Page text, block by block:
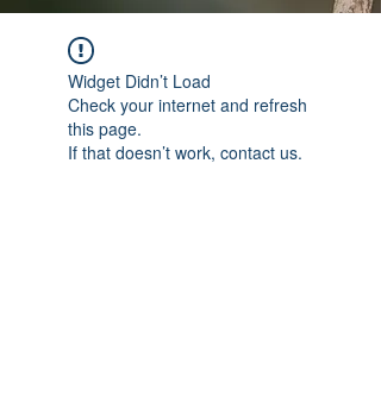
Widget Didn’t Load
Check your internet and refresh
this page.
If that doesn’t work, contact us.